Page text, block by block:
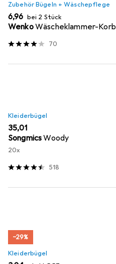
Zubehör Bügeln + Wäschepflege
EUR
6,96 bei 2 Stück
WenkoWäscheklammer-Korb
70
Kleiderbügel
EUR
35,01
SongmicsWoody
20x
518
−29%
Kleiderbügel